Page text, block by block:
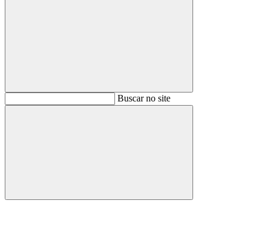
BuscarBuscar no site
Buscar